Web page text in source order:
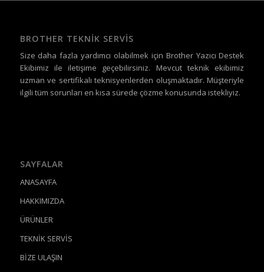
BROTHER TEKNİK SERVİS
Size daha fazla yardımcı olabilmek için Brother Yazıcı Destek
Ekibimiz ile iletişime geçebilirsiniz. Mevcut teknik ekibimiz
uzman ve sertifikalı teknisyenlerden oluşmaktadır. Müşteriyle
ilgili tüm sorunları en kısa sürede çözme konusunda istekliyiz.
SAYFALAR
ANASAYFA
HAKKIMIZDA
ÜRÜNLER
TEKNİK SERVİS
BİZE ULAŞIN